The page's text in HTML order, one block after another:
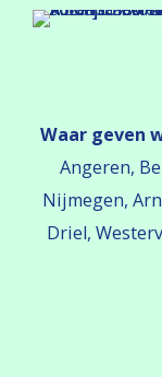
Waar geven
Angeren,
Nijmegen,
Driel,